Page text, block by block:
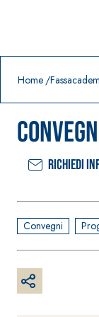
Home
Richiedi
Convegni
Prodotti in